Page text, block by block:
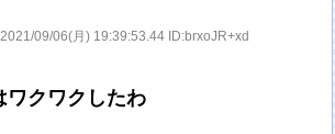
2021/09/06(月) 19:39:53.44 ID:brxoJR+xd
ワクワクしたわ